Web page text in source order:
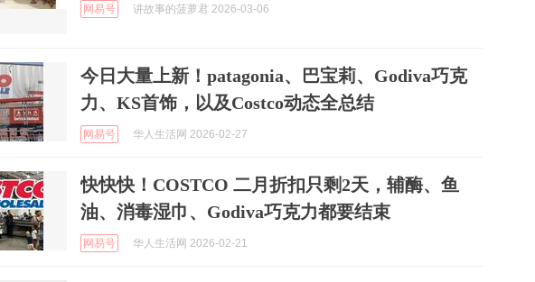
网易号 讲故事的菠萝君 2026-03-06
今日大量上新！patagonia、巴宝莉、Godiva巧克
力、KS首饰，以及Costco动态全总结
网易号 华人生活网 2026-02-27
快快快！COSTCO 二月折扣只剩2天，辅酶、鱼
油、消毒湿巾、Godiva巧克力都要结束
网易号 华人生活网 2026-02-21